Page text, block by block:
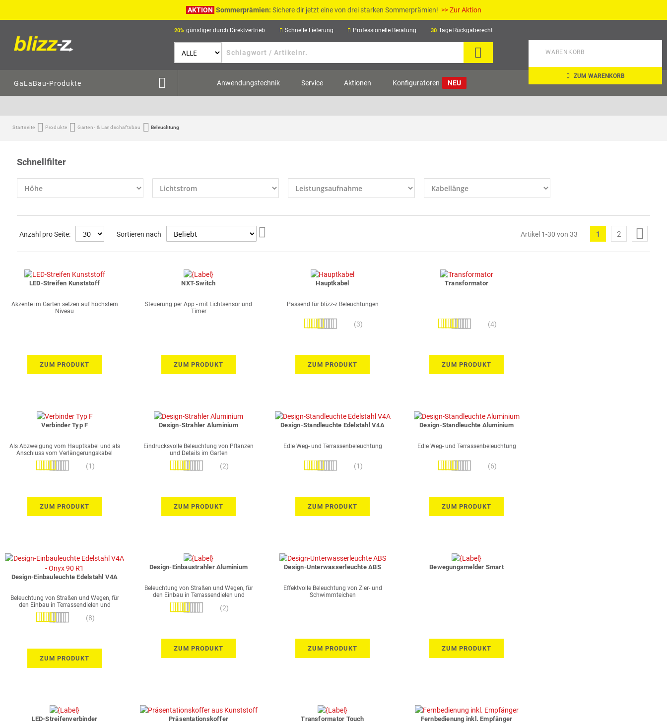
AKTION Sommerprämien: Sichere dir jetzt eine von drei starken Sommerprämien! >> Zur Aktion
20% günstiger durch Direktvertrieb Schnelle Lieferung Professionelle Beratung 30 Tage Rückgaberecht
WARENKORB
ZUM WARENKORB
GaLaBau-Produkte Anwendungstechnik Service Aktionen Konfiguratoren NEU
Startseite Produkte Garten- & Landschaftsbau Beleuchtung
Schnellfilter
Anzahl pro Seite: Sortieren nach Artikel 1-30 von33 Sie
1 Seite
2
LED-Streifen Kunststoff
Akzente im Garten setzen auf höchstem
Niveau
ZUM PRODUKT
NXT-Switch
Steuerung per App - mit Lichtsensor und
Timer
ZUM PRODUKT
Hauptkabel
Passend für blizz-z Beleuchtungen
Bewertung: (3)
ZUM PRODUKT
Transformator
Bewertung: (4)
ZUM PRODUKT
Verbinder Typ F
Als Abzweigung vom Hauptkabel und als
Anschluss vom Verlängerungskabel
geeignet
Bewertung: (1)
ZUM PRODUKT
Design-Strahler Aluminium
Eindrucksvolle Beleuchtung von Pflanzen
und Details im Garten
Bewertung:
(2)
ZUM PRODUKT
Design-Standleuchte Edelstahl V4A
Edle Weg- und Terrassenbeleuchtung
Bewertung: (1)
ZUM PRODUKT
Design-Standleuchte Aluminium
Edle Weg- und Terrassenbeleuchtung
Bewertung: (6)
ZUM PRODUKT
Design-Einbauleuchte Edelstahl V4A
Beleuchtung von Straßen und Wegen, für
den Einbau in Terrassendielen und
Pflasterbettungen
Bewertung: (8)
ZUM PRODUKT
Design-Einbaustrahler Aluminium
Beleuchtung von Straßen und Wegen, für
den Einbau in Terrassendielen und
Pflasterbettungen
Bewertung: (2)
ZUM PRODUKT
Design-Unterwasserleuchte ABS
Effektvolle Beleuchtung von Zier- und
Schwimmteichen
ZUM PRODUKT
Bewegungsmelder Smart
ZUM PRODUKT
LED-Streifenverbinder Präsentationskoffer Transformator Touch Fernbedienung inkl. Empfänger